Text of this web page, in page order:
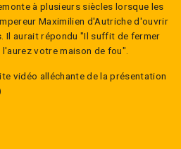
à plusieurs siècles lorsque les
Maximilien d'Autriche d'ouvrir
Il aurait répondu "Il suffit de fermer
votre maison de fou".
vidéo alléchante de la présentation